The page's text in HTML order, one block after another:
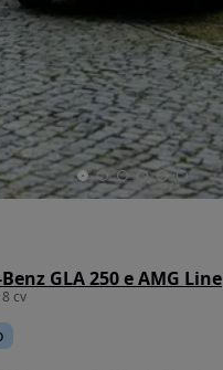
GLA 250 e AMG Line
cv